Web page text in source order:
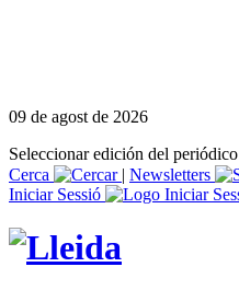
09 de agost de 2026
Seleccionar edición del periódico
Cerca
| Newsletters
Iniciar Sessió